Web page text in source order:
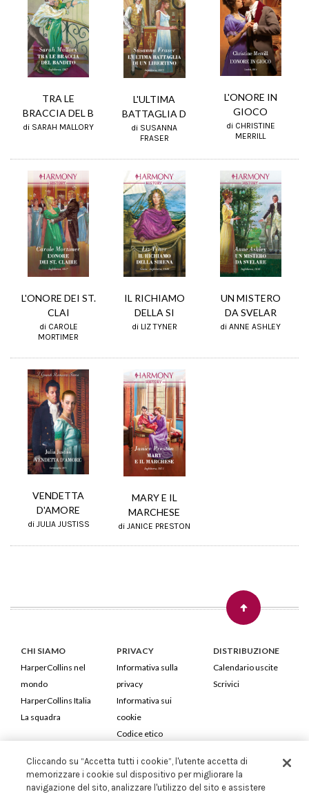
TRA LE
BRACCIA DEL B
di SARAH MALLORY
L'ULTIMA
BATTAGLIA D
di SUSANNA
FRASER
L'ONORE IN
GIOCO
di CHRISTINE
MERRILL
L'ONORE DEI ST.
CLAI
di CAROLE
MORTIMER
IL RICHIAMO
DELLA SI
di LIZ TYNER
UN MISTERO
DA SVELAR
di ANNE ASHLEY
VENDETTA
D'AMORE
di JULIA JUSTISS
MARY E IL
MARCHESE
di JANICE PRESTON
CHI SIAMO
HarperCollins nel
mondo
HarperCollins Italia
La squadra
PRIVACY
Informativa sulla
privacy
Informativa sui
cookie
Codice etico
DISTRIBUZIONE
Calendario uscite
Scrivici
HarperCollins Italia S.p.A. Viale Monte Nero, 84 - 20135 Milano
Cod. Fiscale e P.IVA 05946780151 - Capitale Sociale 258.250 €
Cliccando su “Accetta tutti i cookie”, l'utente accetta di
memorizzare i cookie sul dispositivo per migliorare la
navigazione del sito, analizzare l'utilizzo del sito e assistere